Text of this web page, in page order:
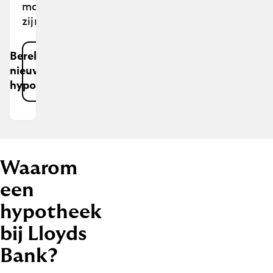
mogelijkheden
zijn.
Bereken
nieuwe
hypotheek
Waarom
een
hypotheek
bij Lloyds
Bank?